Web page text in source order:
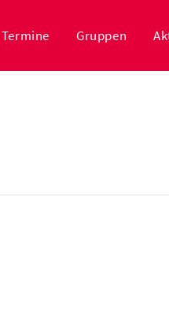
Termine Gruppen